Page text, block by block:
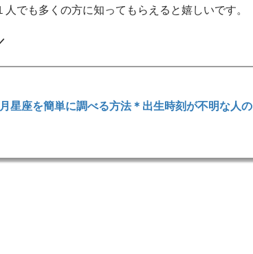
でも多くの方に知ってもらえると嬉しいです。
月星座を簡単に調べる方法＊出生時刻が不明な人の